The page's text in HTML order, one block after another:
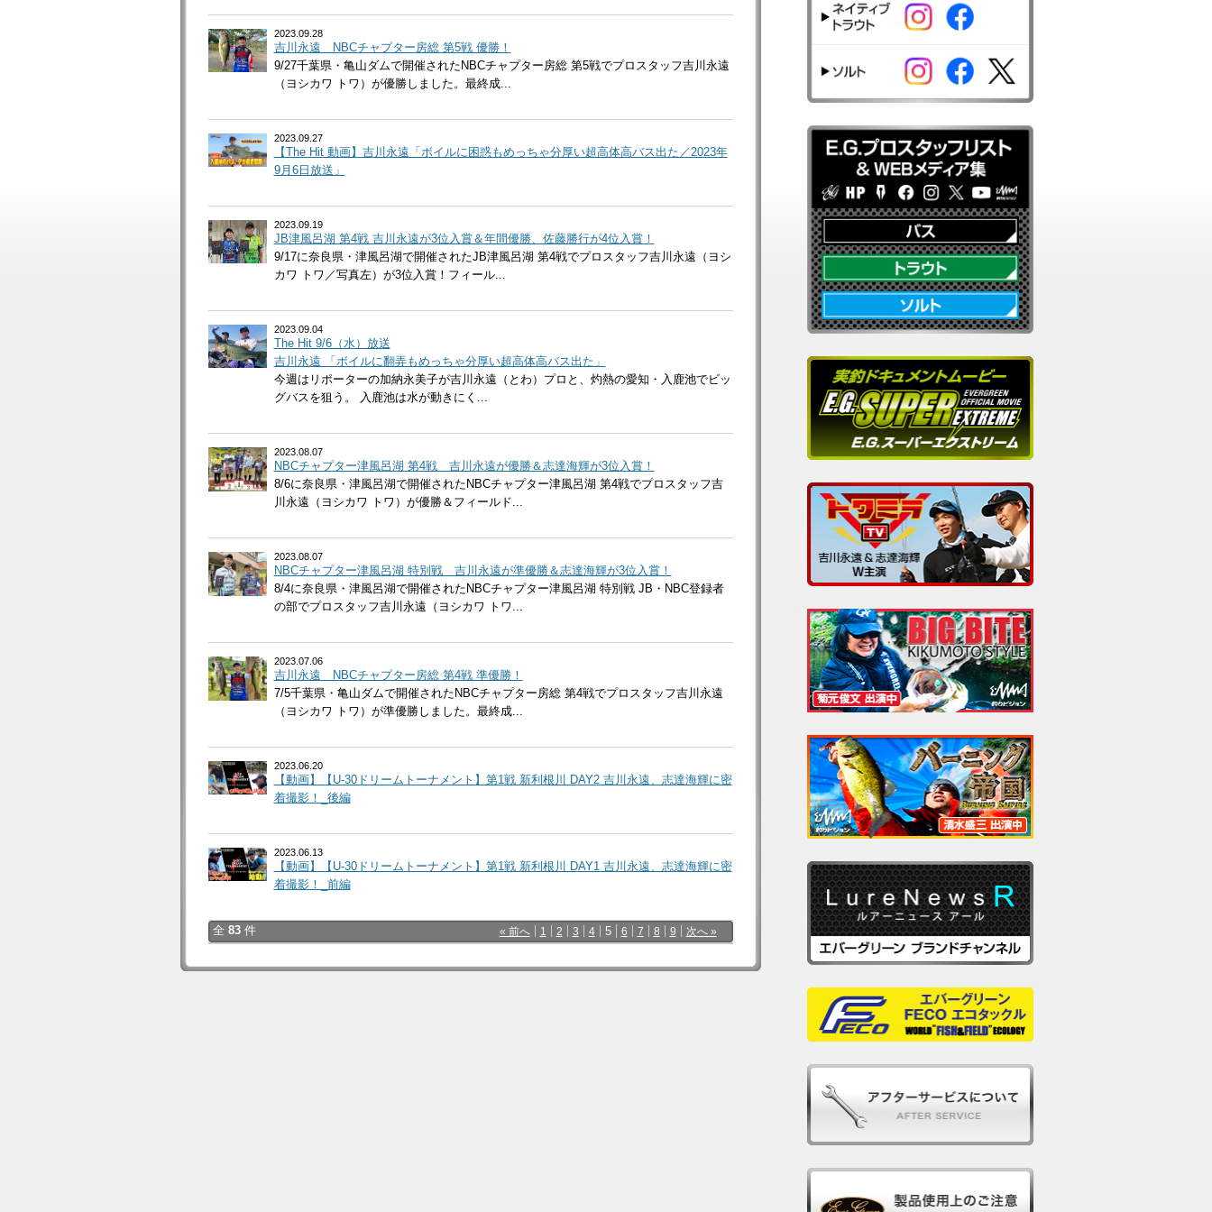
2023.09.28
吉川永遠 NBCチャプター房総 第5戦 優勝！
9/27千葉県・亀山ダムで開催されたNBCチャプター房総 第5戦でプロスタッフ吉川永遠
（ヨシカワ トワ）が優勝しました。最終成...
2023.09.27
【The Hit 動画】吉川永遠「ボイルに困惑もめっちゃ分厚い超高体高バス出た／2023年
9月6日放送」
2023.09.19
JB津風呂湖 第4戦 吉川永遠が3位入賞＆年間優勝、佐藤勝行が4位入賞！
9/17に奈良県・津風呂湖で開催されたJB津風呂湖 第4戦でプロスタッフ吉川永遠（ヨシ
カワ トワ／写真左）が3位入賞！フィール...
2023.09.04
The Hit 9/6（水）放送
吉川永遠 「ボイルに翻弄もめっちゃ分厚い超高体高バス出た」
今週はリポーターの加納永美子が吉川永遠（とわ）プロと、灼熱の愛知・入鹿池でビッ
グバスを狙う。 入鹿池は水が動きにく...
2023.08.07
NBCチャプター津風呂湖 第4戦 吉川永遠が優勝＆志達海輝が3位入賞！
8/6に奈良県・津風呂湖で開催されたNBCチャプター津風呂湖 第4戦でプロスタッフ吉
川永遠（ヨシカワ トワ）が優勝＆フィールド...
2023.08.07
NBCチャプター津風呂湖 特別戦 吉川永遠が準優勝＆志達海輝が3位入賞！
8/4に奈良県・津風呂湖で開催されたNBCチャプター津風呂湖 特別戦 JB・NBC登録者
の部でプロスタッフ吉川永遠（ヨシカワ トワ...
2023.07.06
吉川永遠 NBCチャプター房総 第4戦 準優勝！
7/5千葉県・亀山ダムで開催されたNBCチャプター房総 第4戦でプロスタッフ吉川永遠
（ヨシカワ トワ）が準優勝しました。最終成...
2023.06.20
【動画】【U-30ドリームトーナメント】第1戦 新利根川 DAY2 吉川永遠、志達海輝に密
着撮影！_後編
2023.06.13
【動画】【U-30ドリームトーナメント】第1戦 新利根川 DAY1 吉川永遠、志達海輝に密
着撮影！_前編
« 前へ 1 2 3 4 5 6 7 8 9 次へ »
全 83件